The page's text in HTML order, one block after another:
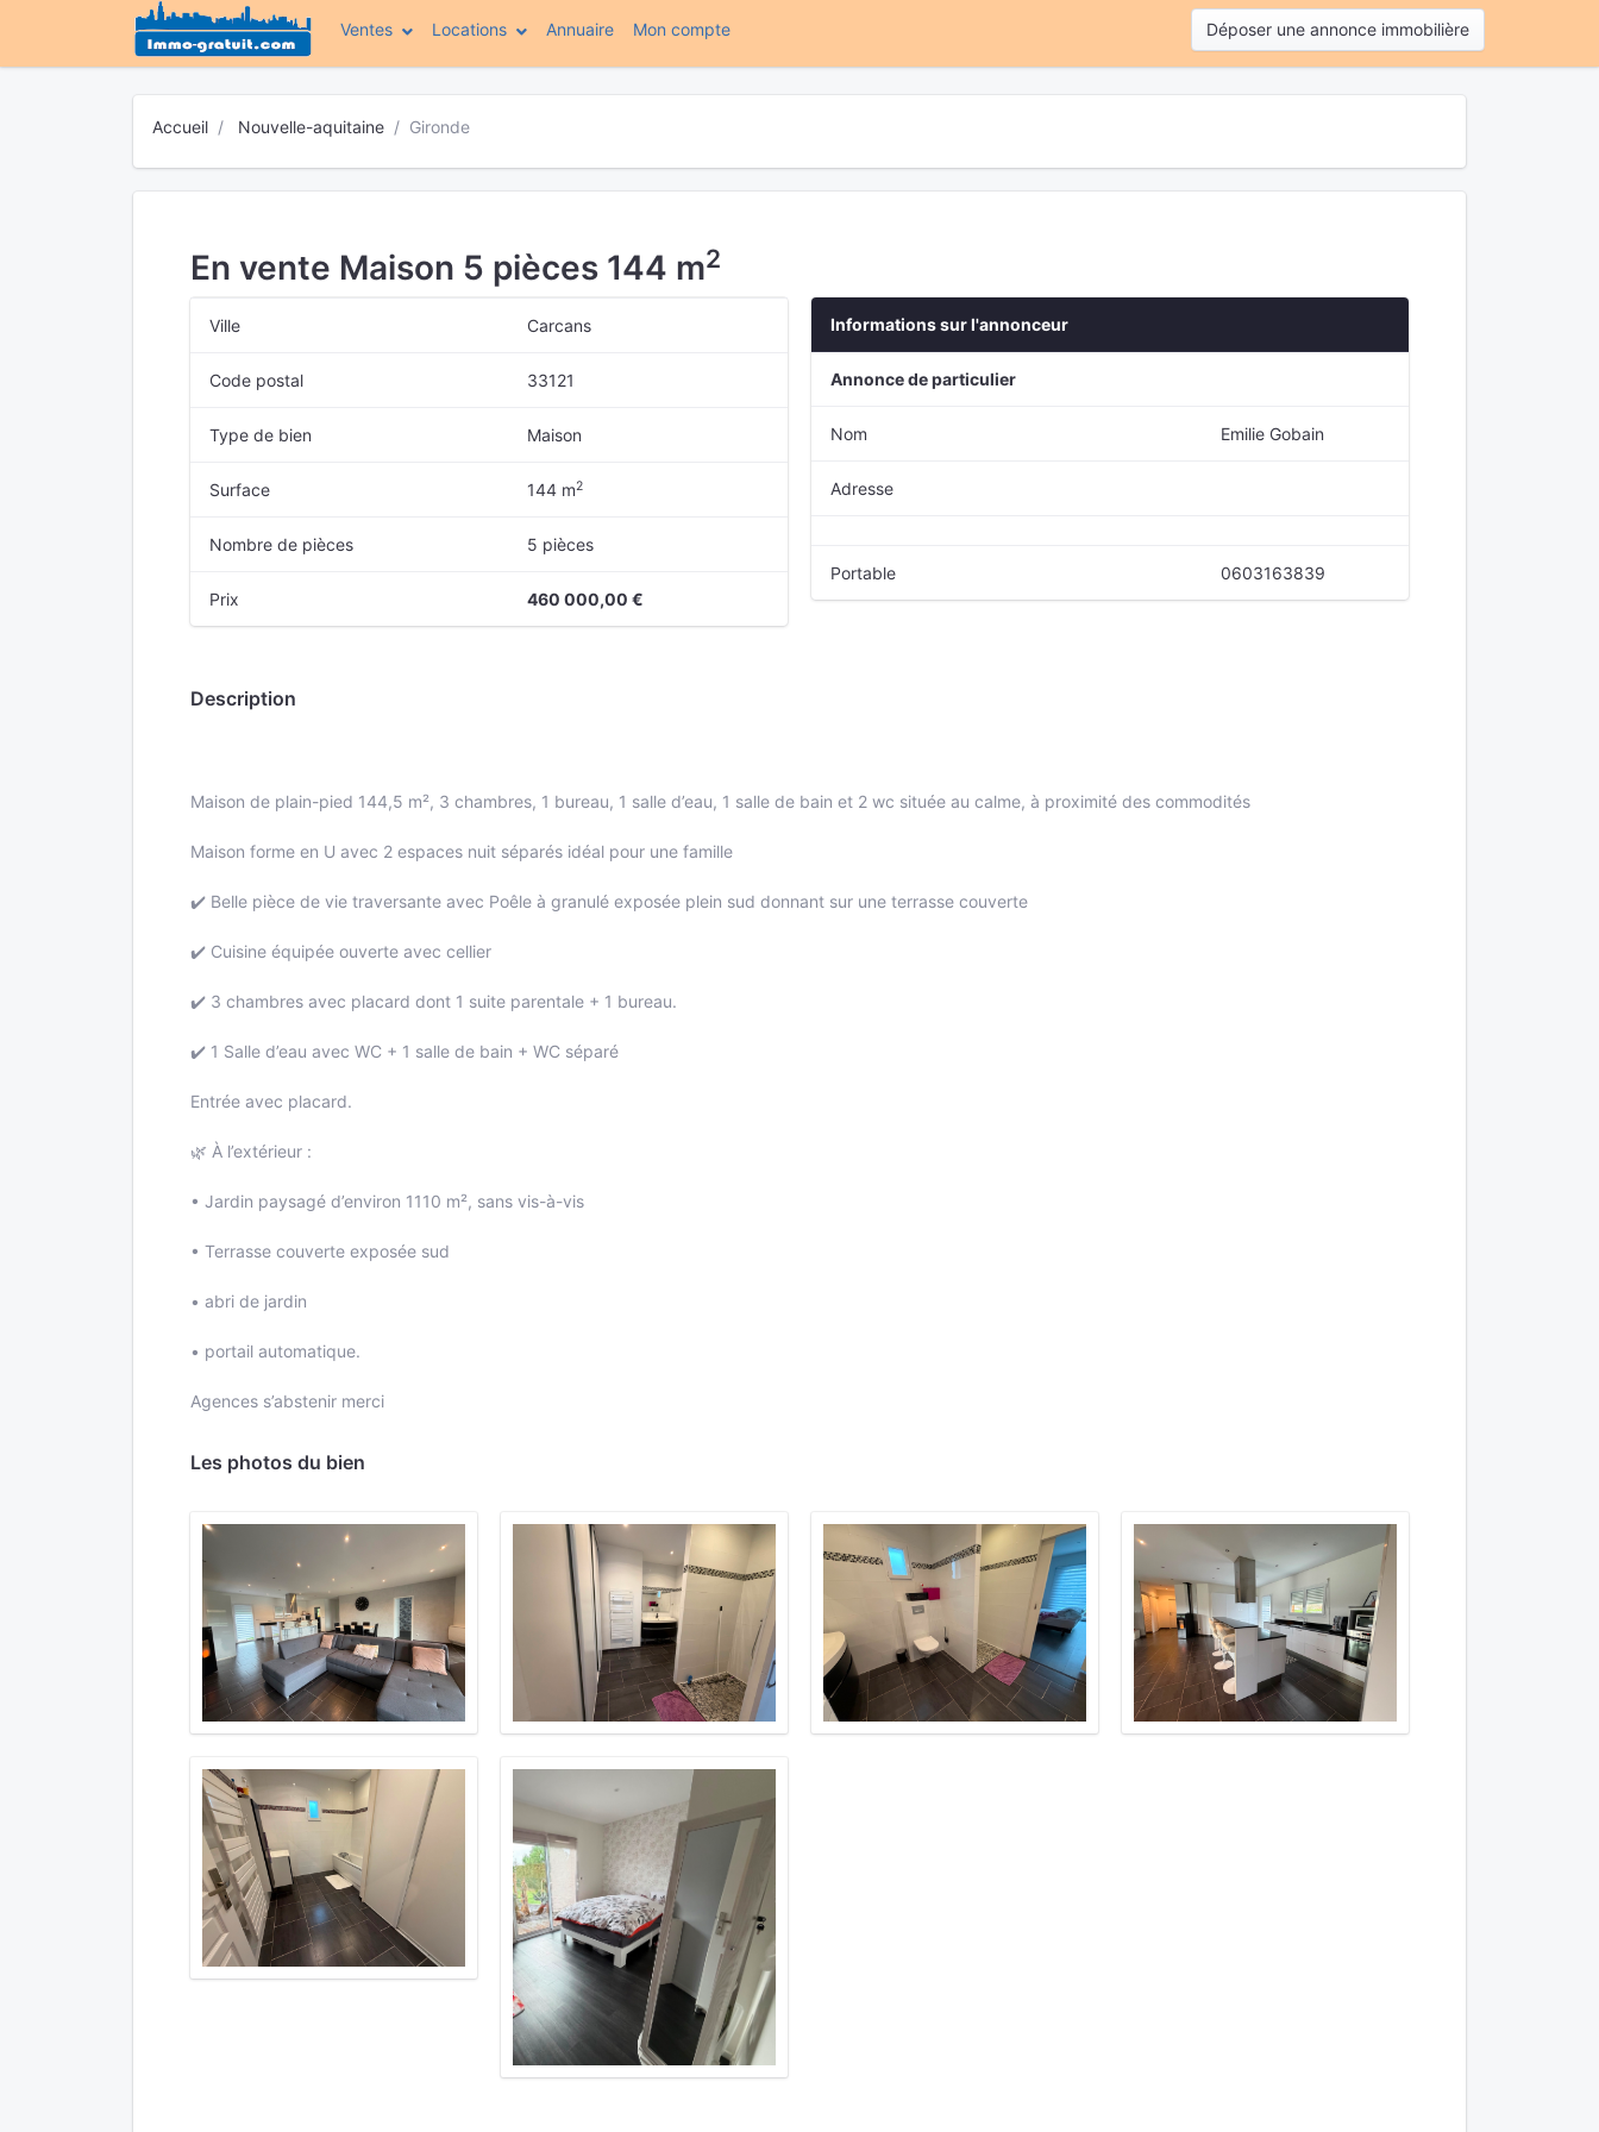
Ventes Locations Annuaire Mon compte(current) Déposer une annonce immobilière
Accueil Nouvelle-aquitaine Gironde
En vente Maison 5 pièces 144 m2
Ville Carcans
Code postal 33121
Type de bien Maison
Surface 144 m2
Nombre de pièces 5 pièces
Prix 460 000,00 €
Informations sur l'annonceur
Annonce de particulier
Nom Emilie Gobain
Adresse
Portable 0603163839
Description
Maison de plain-pied 144,5 m², 3 chambres, 1 bureau, 1 salle d’eau, 1 salle de bain et 2 wc située au calme, à proximité des commodités
Maison forme en U avec 2 espaces nuit séparés idéal pour une famille
✔️ Belle pièce de vie traversante avec Poêle à granulé exposée plein sud donnant sur une terrasse couverte
✔️ Cuisine équipée ouverte avec cellier
✔️ 3 chambres avec placard dont 1 suite parentale + 1 bureau.
✔️ 1 Salle d’eau avec WC + 1 salle de bain + WC séparé
Entrée avec placard.
🌿 À l’extérieur :
• Jardin paysagé d’environ 1110 m², sans vis-à-vis
• Terrasse couverte exposée sud
• abri de jardin
• portail automatique.
Agences s’abstenir merci
Les photos du bien